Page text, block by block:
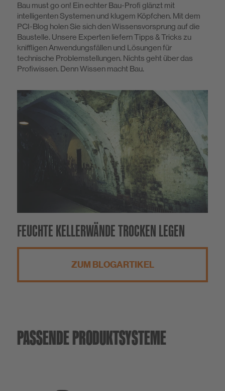
Bau must go on! Ein echter Bau-Profi glänzt mit
intelligenten Systemen und klugem Köpfchen. Mit dem
PCI-Blog holen Sie sich den Wissensvorsprung auf die
Baustelle. Unsere Experten liefern Tipps & Tricks zu
kniffligen Anwendungsfällen und Lösungen für
technische Problemstellungen. Nichts geht über das
Profiwissen. Denn Wissen macht Bau.
FEUCHTE KELLERWÄNDE TROCKEN LEGEN
ZUM BLOGARTIKEL
PASSENDE PRODUKTSYSTEME